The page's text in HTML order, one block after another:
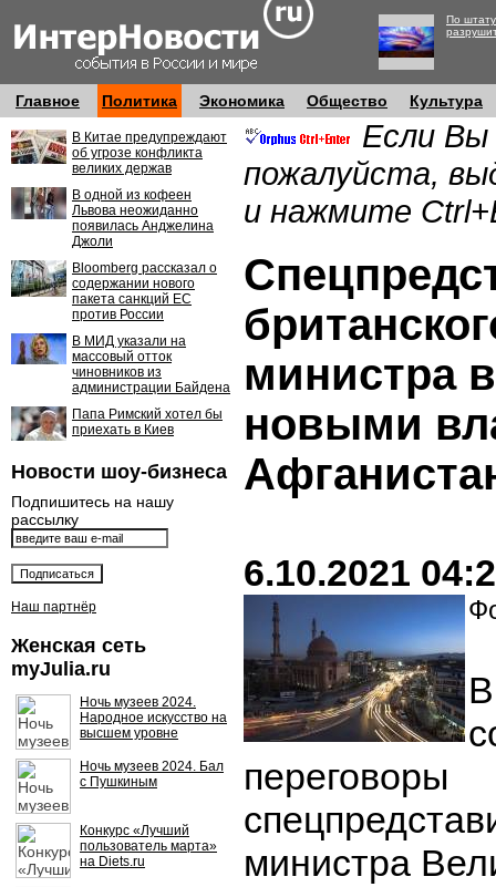
По
Главное Политика Экономика Общество Культура
В Китае предупреждают
об угрозе конфликта
великих держав
В одной из кофеен
Львова неожиданно
появилась Анджелина
Джоли
Bloomberg рассказал о
содержании нового
пакета санкций ЕС
против России
В МИД указали на
массовый отток
чиновников из
администрации Байдена
Папа Римский хотел бы
приехать в Киев
Новости шоу-бизнеса
Подпишитесь на нашу
рассылку
Наш партнёр
Женская сеть
myJulia.ru
Ночь музеев 2024.
Народное искусство на
высшем уровне
Ночь музеев 2024. Бал
с Пушкиным
Конкурс «Лучший
пользователь марта»
на Diets.ru
Если Вы
пожалуйста,
и нажмите
министра
новыми
6.10.2021
переговоры
министра